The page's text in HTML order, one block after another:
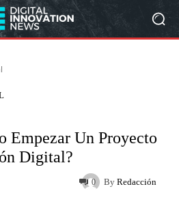
Empezar Un Proyecto
Digital?
By Redacción
0